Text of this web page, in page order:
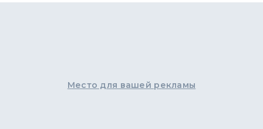
Место для вашей рекламы